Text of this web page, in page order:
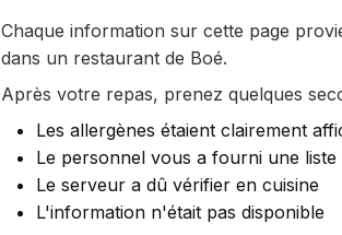
Chaque information sur cette page
dans un restaurant de Boé.
Après votre repas, prenez quelques
Les allergènes étaient clairement
Le personnel vous a fourni une liste
Le serveur a dû vérifier en cuisine
L'information n'était pas disponible